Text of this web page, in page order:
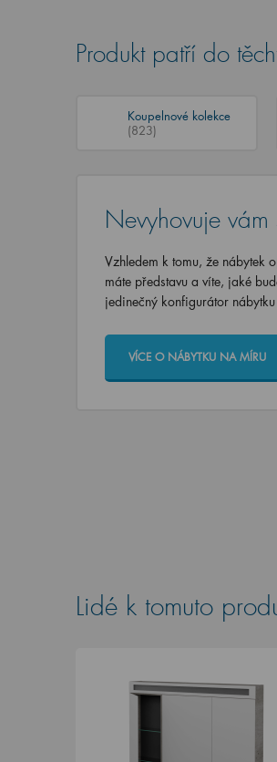
Produkt patří do
Koupelnové kolekce
(823)
Nevyhovuje
Vzhledem k tomu, že nábytek
máte představu a víte, jaké
jedinečný konfigurátor
VÍCE O NÁBYTKU NA MÍRU
Lidé k tomuto